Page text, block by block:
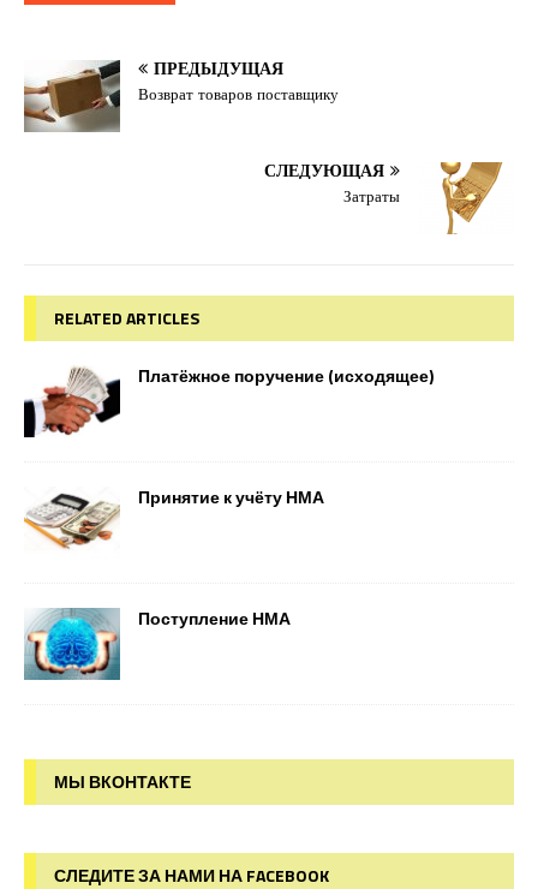
ПРЕДЫДУЩАЯ
Возврат товаров поставщику
СЛЕДУЮЩАЯ
Затраты
RELATED ARTICLES
Платёжное поручение (исходящее)
Принятие к учёту НМА
Поступление НМА
МЫ ВКОНТАКТЕ
СЛЕДИТЕ ЗА НАМИ НА FACEBOOK